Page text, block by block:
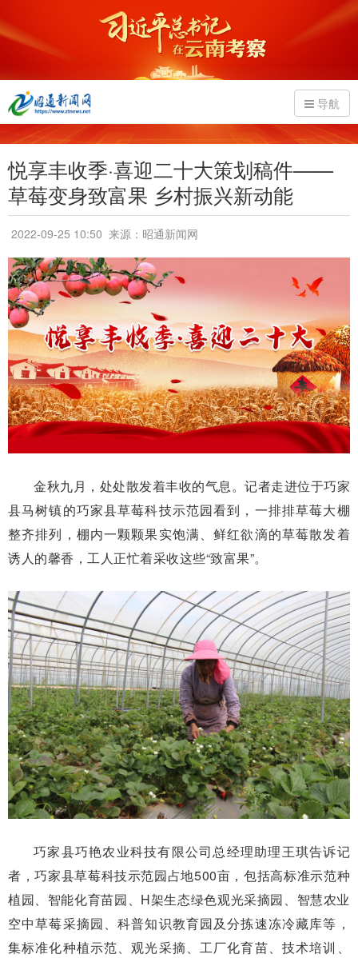
导航
悦享丰收季·喜迎二十大策划稿件——
草莓变身致富果 乡村振兴新动能
2022-09-25 10:50 来源：昭通新闻网
金秋九月，处处散发着丰收的气息。记者走进位于巧家
县马树镇的巧家县草莓科技示范园看到，一排排草莓大棚
整齐排列，棚内一颗颗果实饱满、鲜红欲滴的草莓散发着
诱人的馨香，工人正忙着采收这些“致富果”。
巧家县巧艳农业科技有限公司总经理助理王琪告诉记
者，巧家县草莓科技示范园占地500亩，包括高标准示范种
植园、智能化育苗园、H架生态绿色观光采摘园、智慧农业
空中草莓采摘园、科普知识教育园及分拣速冻冷藏库等，
集标准化种植示范、观光采摘、工厂化育苗、技术培训、